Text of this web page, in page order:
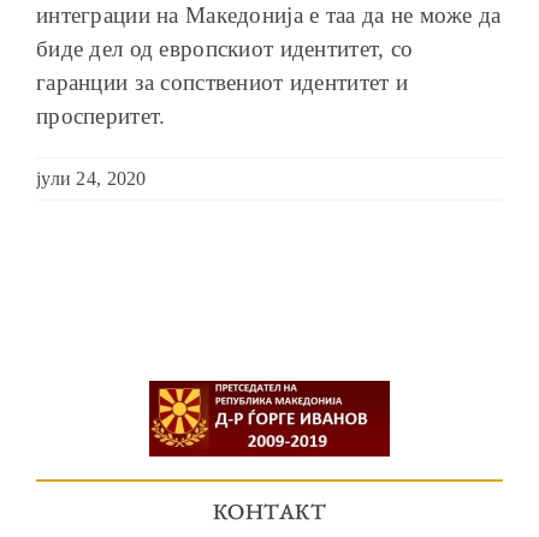
интеграции на Македонија е таа да не може да
биде дел од европскиот идентитет, со
гаранции за сопствениот идентитет и
просперитет.
јули 24, 2020
КОНТАКТ